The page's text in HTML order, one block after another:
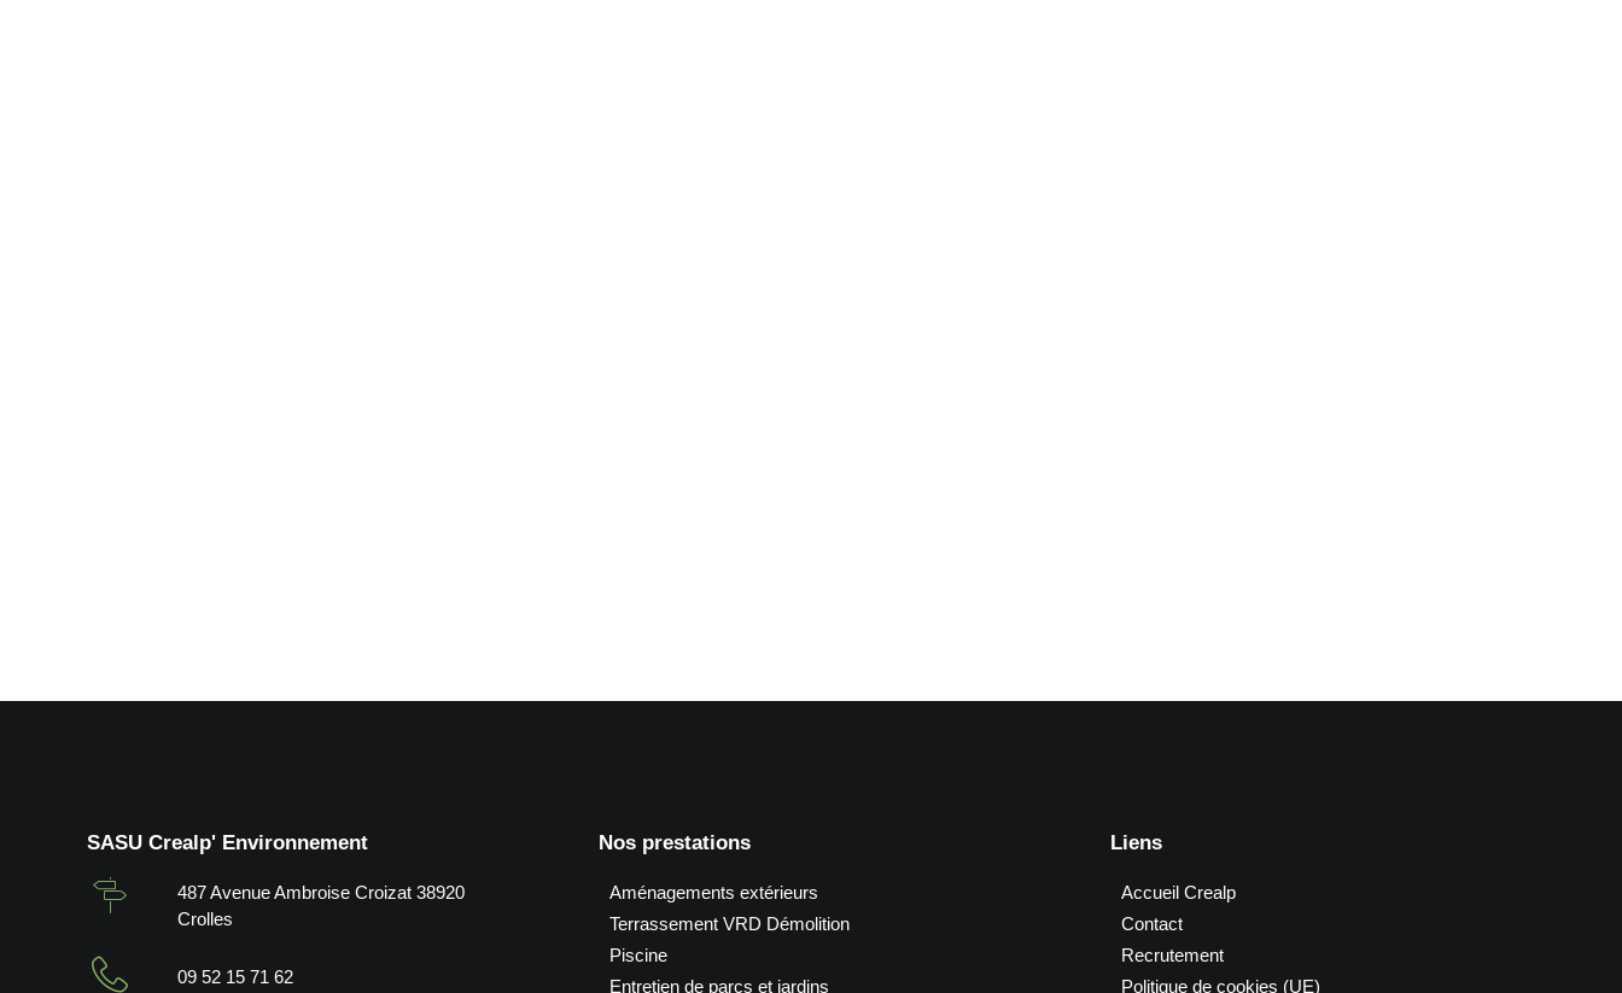
SASU Crealp' Environnement
487 Avenue Ambroise Croizat 38920
Crolles
09 52 15 71 62
Nos prestations
Aménagements extérieurs
Terrassement VRD Démolition
Piscine
Entretien de parcs et jardins
Liens
Accueil Crealp
Contact
Recrutement
Politique de cookies (UE)